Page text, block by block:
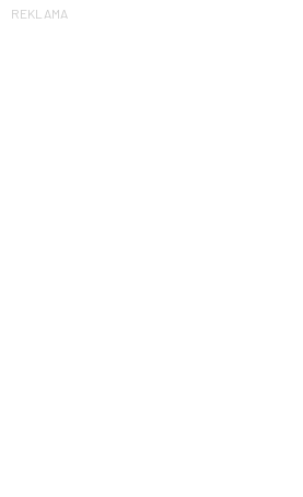
REKLAMA